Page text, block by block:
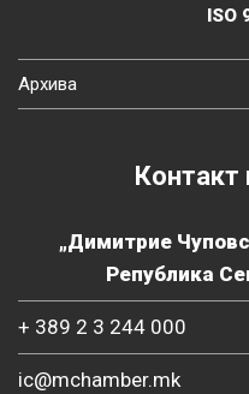
ISO
Архива
„Димитрие
Република
+ 389 2 3 244 000
ic@mchamber.mk